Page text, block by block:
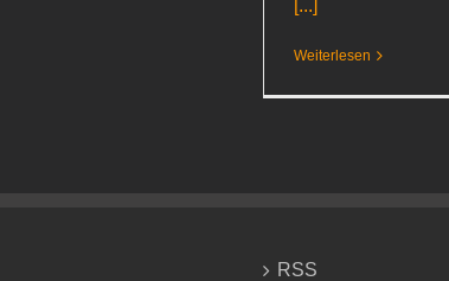
[...]
Weiterlesen
RSS